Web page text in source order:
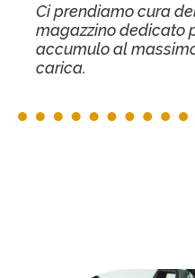
Ci prendiamo cura
magazzino dedicato
accumulo al
carica.